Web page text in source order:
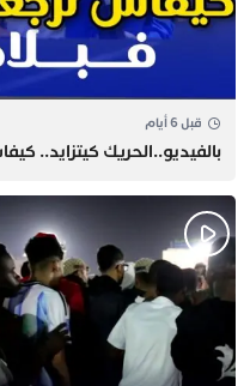
قبل 6 أيام
بالفيديو..الحريك كيتزايد..